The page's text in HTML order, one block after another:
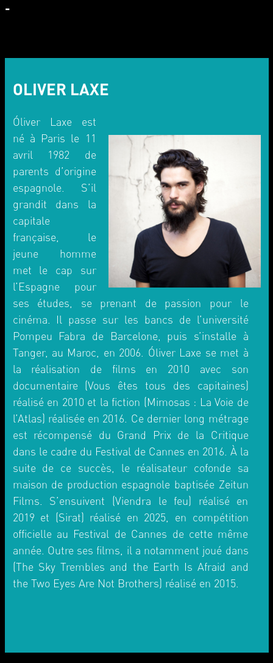
-
OLIVER LAXE
Óliver Laxe est
né à Paris le 11
avril 1982 de
parents d’origine
espagnole. S’il
grandit dans la
capitale
française, le
jeune homme
met le cap sur
l’Espagne pour
ses études, se prenant de passion pour le
cinéma. Il passe sur les bancs de l’université
Pompeu Fabra de Barcelone, puis s’installe à
Tanger, au Maroc, en 2006. Óliver Laxe se met à
la réalisation de films en 2010 avec son
documentaire (Vous êtes tous des capitaines)
réalisé en 2010 et la fiction (Mimosas : La Voie de
l’Atlas) réalisée en 2016. Ce dernier long métrage
est récompensé du Grand Prix de la Critique
dans le cadre du Festival de Cannes en 2016. À la
suite de ce succès, le réalisateur cofonde sa
maison de production espagnole baptisée Zeitun
Films. S’ensuivent (Viendra le feu) réalisé en
2019 et (Sirat) réalisé en 2025, en compétition
officielle au Festival de Cannes de cette même
année. Outre ses films, il a notamment joué dans
(The Sky Trembles and the Earth Is Afraid and
the Two Eyes Are Not Brothers) réalisé en 2015.